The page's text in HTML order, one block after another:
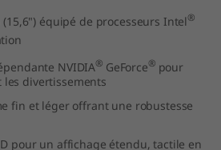
(15,6") équipé de processeurs Intel®
NVIDIA® GeForce® pour
divertissements
fin et léger offrant une robustesse
pour un affichage étendu, tactile en